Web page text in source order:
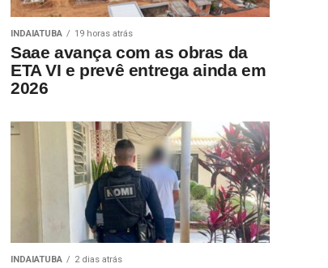
INDAIATUBA 19 horas atrás
Saae avança com as obras da
ETA VI e prevê entrega ainda em
2026
INDAIATUBA 2 dias atrás